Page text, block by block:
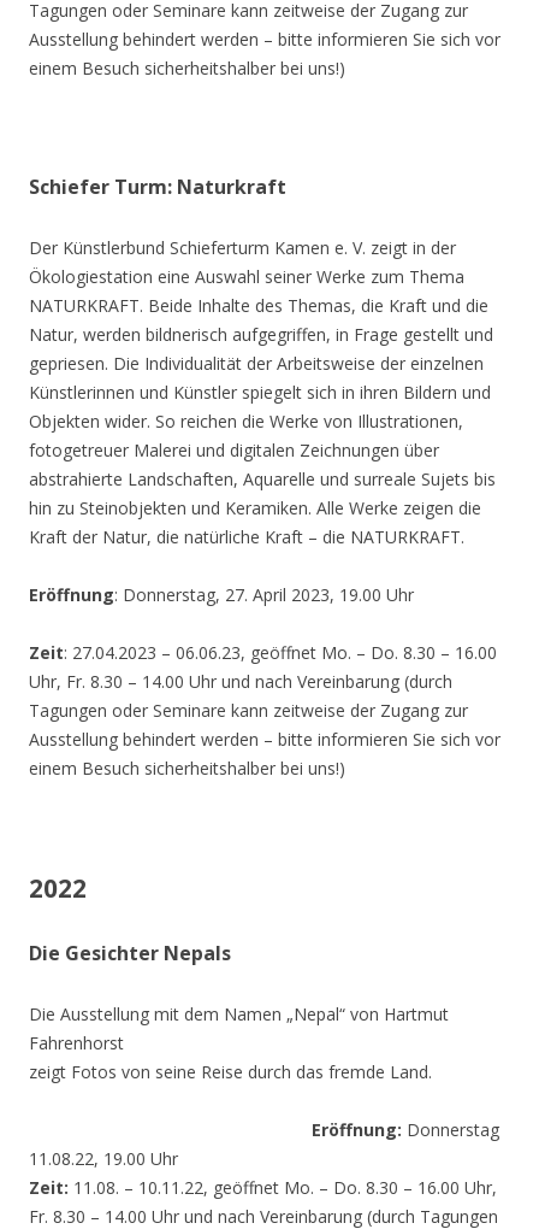
Tagungen oder Seminare kann zeitweise der Zugang zur
Ausstellung behindert werden – bitte informieren Sie sich vor
einem Besuch sicherheitshalber bei uns!)
Schiefer Turm: Naturkraft
Der Künstlerbund Schieferturm Kamen e. V. zeigt in der
Ökologiestation eine Auswahl seiner Werke zum Thema
NATURKRAFT. Beide Inhalte des Themas, die Kraft und die
Natur, werden bildnerisch aufgegriffen, in Frage gestellt und
gepriesen. Die Individualität der Arbeitsweise der einzelnen
Künstlerinnen und Künstler spiegelt sich in ihren Bildern und
Objekten wider. So reichen die Werke von Illustrationen,
fotogetreuer Malerei und digitalen Zeichnungen über
abstrahierte Landschaften, Aquarelle und surreale Sujets bis
hin zu Steinobjekten und Keramiken. Alle Werke zeigen die
Kraft der Natur, die natürliche Kraft – die NATURKRAFT.
Eröffnung: Donnerstag, 27. April 2023, 19.00 Uhr
Zeit: 27.04.2023 – 06.06.23, geöffnet Mo. – Do. 8.30 – 16.00
Uhr, Fr. 8.30 – 14.00 Uhr und nach Vereinbarung (durch
Tagungen oder Seminare kann zeitweise der Zugang zur
Ausstellung behindert werden – bitte informieren Sie sich vor
einem Besuch sicherheitshalber bei uns!)
2022
Die Gesichter Nepals
Die Ausstellung mit dem Namen „Nepal“ von Hartmut
Fahrenhorst
zeigt Fotos von seine Reise durch das fremde Land.
Eröffnung: Donnerstag
11.08.22, 19.00 Uhr
Zeit: 11.08. – 10.11.22, geöffnet Mo. – Do. 8.30 – 16.00 Uhr,
Fr. 8.30 – 14.00 Uhr und nach Vereinbarung (durch Tagungen